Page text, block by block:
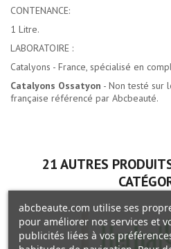
CONTENANCE:
1 Litre.
LABORATOIRE :
Catalyons - France, spécialisé en
Catalyons Ossatyon - Non testé sur
française référencé par Abcbeauté.
21 AUTRES
abcbeaute.com utilise ses
pour améliorer nos services et
publicités liées à vos